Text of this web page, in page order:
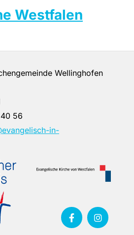
Westfalen
Wellinghofen
56
in-